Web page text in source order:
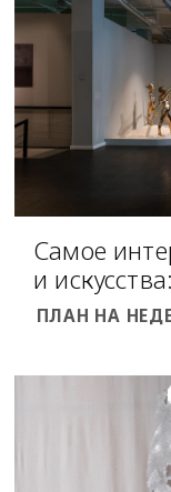
Самое
и
ПЛАН НА